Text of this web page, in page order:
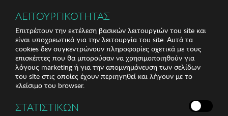
ΛΕΙΤΟΥΡΓΙΚΟΤΗΤΑΣ
Επιτρέπουν την εκτέλεση βασικών λειτουργιών του site και
είναι υποχρεωτικά για την λειτουργία του site. Αυτά τα
cookies δεν συγκεντρώνουν πληροφορίες σχετικά με τους
επισκέπτες που θα μπορούσαν να χρησιμοποιηθούν για
λόγους marketing ή για την απομνημόνευση των σελίδων
του site στις οποίες έχουν περιηγηθεί και λήγουν με το
κλείσιμο του browser.
ΣΤΑΤΙΣΤΙΚΩΝ